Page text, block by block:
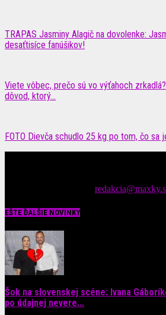
TRAPAS Jasminy Alagič na dovolenke:
desaťtisíce fanúšikov!
Viete vôbec, prečo sú vo výťahoch
dôvod, ktorý...
FOTO Dievča schudlo 25 kg po tom, čo sa
EŠTE ĎALŠIE NOVINKY
Šok na slovenskej scéne: Ivana
po údajnej nevere...